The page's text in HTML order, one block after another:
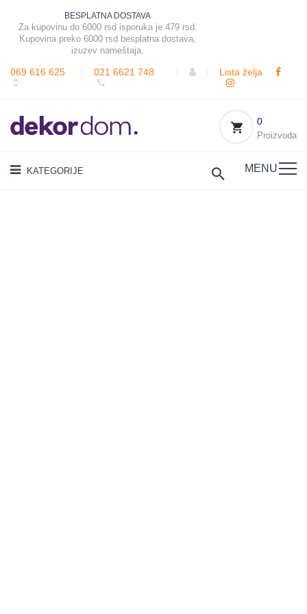
BESPLATNA DOSTAVA
Za kupovinu do 6000 rsd isporuka je 479 rsd.
Kupovina preko 6000 rsd besplatna dostava,
izuzev nameštaja.
069 616 625 021 6621 748 Lista želja
0
Proizvoda
KATEGORIJE MENU